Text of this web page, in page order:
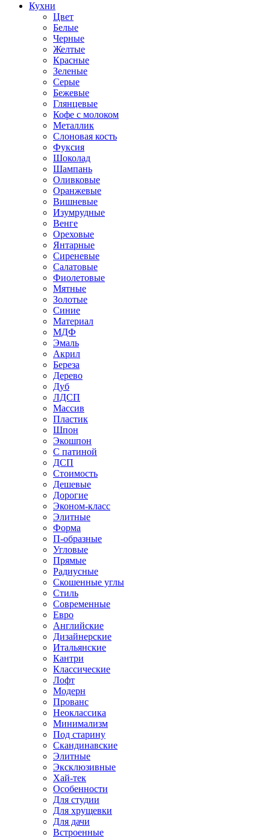
Кухни
Цвет
Белые
Черные
Желтые
Красные
Зеленые
Серые
Бежевые
Глянцевые
Кофе с молоком
Металлик
Слоновая кость
Фуксия
Шоколад
Шампань
Оливковые
Оранжевые
Вишневые
Изумрудные
Венге
Ореховые
Янтарные
Сиреневые
Салатовые
Фиолетовые
Мятные
Золотые
Синие
Материал
МДФ
Эмаль
Акрил
Береза
Дерево
Дуб
ЛДСП
Массив
Пластик
Шпон
Экошпон
С патиной
ДСП
Стоимость
Дешевые
Дорогие
Эконом-класс
Элитные
Форма
П-образные
Угловые
Прямые
Радиусные
Скошенные углы
Стиль
Современные
Евро
Английские
Дизайнерские
Итальянские
Кантри
Классические
Лофт
Модерн
Прованс
Неоклассика
Минимализм
Под старину
Скандинавские
Элитные
Эксклюзивные
Хай-тек
Особенности
Для студии
Для хрущевки
Для дачи
Встроенные